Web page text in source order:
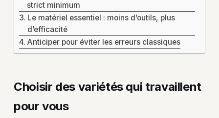
strict minimum
Le matériel essentiel : moins d’outils, plus
d’efficacité
Anticiper pour éviter les erreurs classiques
Choisir des variétés qui travaillent
pour vous